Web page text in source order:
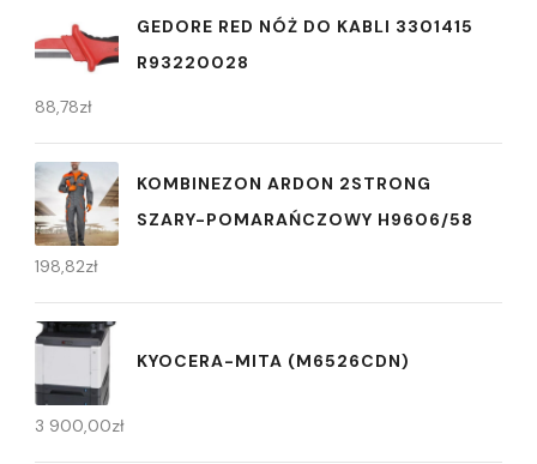
GEDORE RED NÓŻ DO KABLI 3301415
R93220028
88,78zł
KOMBINEZON ARDON 2STRONG
SZARY-POMARAŃCZOWY H9606/58
198,82zł
KYOCERA-MITA (M6526CDN)
3 900,00zł